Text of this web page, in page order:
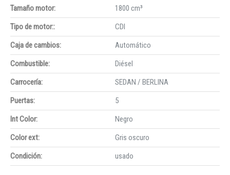
Tamaño motor:
1800 cm³
Tipo de motor::
CDI
Caja de cambios:
Automático
Combustible:
Diésel
Carrocería:
SEDAN / BERLINA
Puertas:
5
Int Color:
Negro
Color ext:
Gris oscuro
Condición:
usado